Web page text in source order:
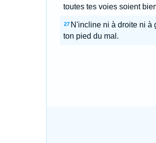
toutes tes voies soient
27 N'incline ni à droite ni à
ton pied du mal.